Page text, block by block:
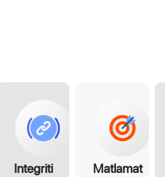
Integriti Matlamat